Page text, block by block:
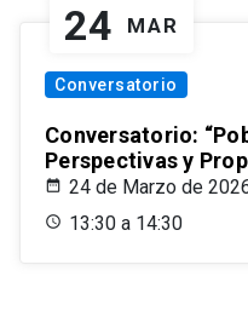
24 MAR
Conversatorio
Conversatorio:
Perspectivas y
24 de Marzo de
13:30 a 14:30